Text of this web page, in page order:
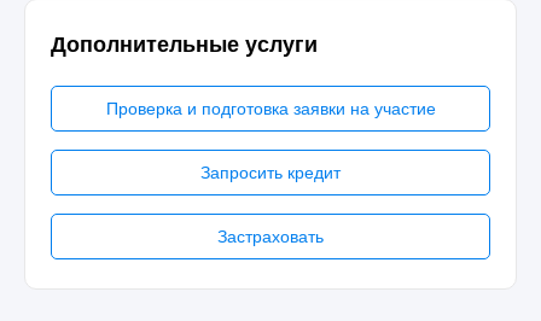
Дополнительные услуги
Проверка и подготовка заявки на участие
Запросить кредит
Застраховать